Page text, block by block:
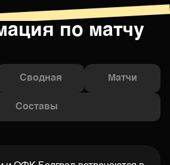
по матчу
Сводная Матчи
Составы